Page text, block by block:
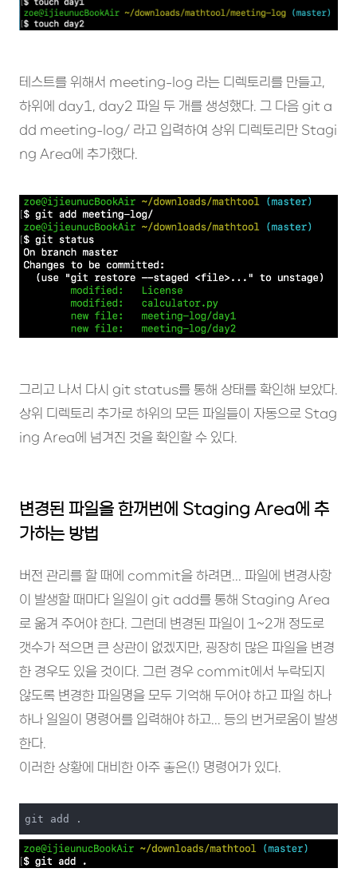
테스트를 위해서 meeting-log 라는 디렉토리를 만들고,
하위에 day1, day2 파일 두 개를 생성했다. 그 다음 git a
dd meeting-log/ 라고 입력하여 상위 디렉토리만 Stagi
ng Area에 추가했다.
그리고 나서 다시 git status를 통해 상태를 확인해 보았다.
상위 디렉토리 추가로 하위의 모든 파일들이 자동으로 Stag
ing Area에 넘겨진 것을 확인할 수 있다.
변경된 파일을 한꺼번에 Staging Area에 추
가하는 방법
버전 관리를 할 때에 commit을 하려면... 파일에 변경사항
이 발생할 때마다 일일이 git add를 통해 Staging Area
로 옮겨 주어야 한다. 그런데 변경된 파일이 1~2개 정도로
갯수가 적으면 큰 상관이 없겠지만, 굉장히 많은 파일을 변경
한 경우도 있을 것이다. 그런 경우 commit에서 누락되지
않도록 변경한 파일명을 모두 기억해 두어야 하고 파일 하나
하나 일일이 명령어를 입력해야 하고... 등의 번거로움이 발생
한다.
이러한 상황에 대비한 아주 좋은(!) 명령어가 있다.
git add .